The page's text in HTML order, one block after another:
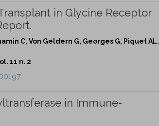
in Glycine Receptor
C, Von Geldern G, Georges G, Piquet AL.
11 n. 2
in Immune-